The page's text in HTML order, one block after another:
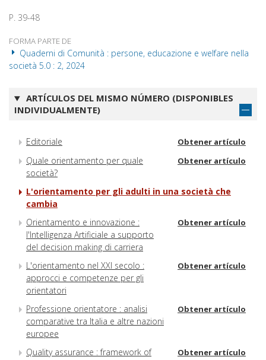
P. 39-48
FORMA PARTE DE
Quaderni di Comunità : persone, educazione e welfare nella
società 5.0 : 2, 2024
ARTÍCULOS DEL MISMO NÚMERO (DISPONIBLES
INDIVIDUALMENTE)
Editoriale Obtener artículo
Quale orientamento per quale
società?
Obtener artículo
L'orientamento per gli adulti in una società che
cambia
Orientamento e innovazione :
l'Intelligenza Artificiale a supporto
del decision making di carriera
Obtener artículo
L'orientamento nel XXI secolo :
approcci e competenze per gli
orientatori
Obtener artículo
Professione orientatore : analisi
comparative tra Italia e altre nazioni
europee
Obtener artículo
Quality assurance : framework of
Obtener artículo